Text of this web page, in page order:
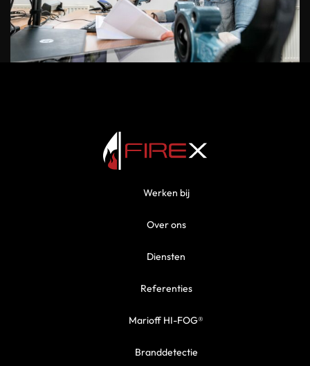
Werken bij
Over ons
Diensten
Referenties
Marioff HI-FOG®
Branddetectie